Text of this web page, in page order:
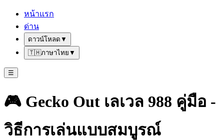
หน้าแรก
ด่าน
ดาวน์โหลด ▼
🇹🇭ภาษาไทย ▼
☰
🎮 Gecko Out เลเวล 988 คู่มือ -
วิธีการเล่นแบบสมบูรณ์